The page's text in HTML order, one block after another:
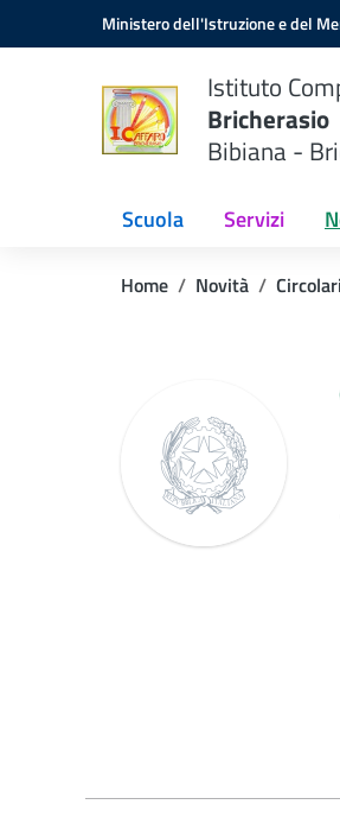
Vai ai contenuti
Vai al menu di navigazioneMinistero dell'Istruzione e del
Istituto
Bricherasio
Bibiana -
Scuola Servizi
Home Novità Circolari